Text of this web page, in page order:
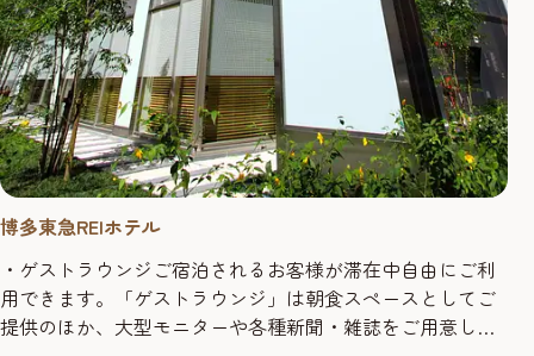
博多東急REIホテル
・ゲストラウンジご宿泊されるお客様が滞在中自由にご利
用できます。「ゲストラウンジ」は朝食スペースとしてご
提供のほか、大型モニターや各種新聞・雑誌をご用意して